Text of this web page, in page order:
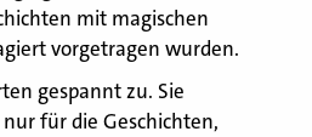
mit magischen
vorgetragen wurden.
gespannt zu. Sie
für die Geschichten,